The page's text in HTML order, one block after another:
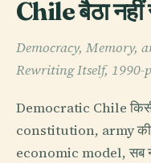
Chile बैठा नहीं
Democracy, Memory,
Rewriting Itself, 1990-
Democratic Chile
constitution, army
economic model, सब